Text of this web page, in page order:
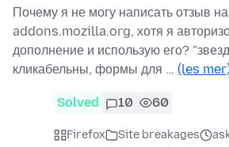
Почему я не могу написать отзыв
addons.mozilla.org, хотя я
дополнение и использую его?
кликабельны, формы для … (les
Solved 10 60
Firefox Site breakages